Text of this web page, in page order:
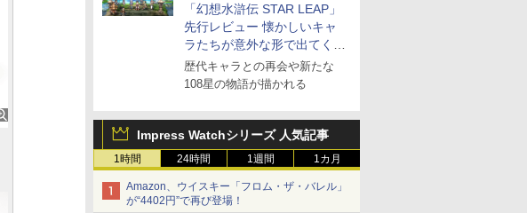
「幻想水滸伝 STAR LEAP」
先行レビュー 懐かしいキャ
ラたちが意外な形で出てくる
シリーズ完全新作！
歴代キャラとの再会や新たな
108星の物語が描かれる
Impress Watchシリーズ 人気記事
1時間 24時間 1週間 1カ月
Amazon、ウイスキー「フロム・ザ・バレル」
が“4402円”で再び登場！